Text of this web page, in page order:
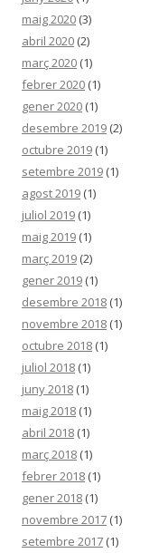
maig 2020 (3)
abril 2020 (2)
març 2020 (1)
febrer 2020 (1)
gener 2020 (1)
desembre 2019 (2)
octubre 2019 (1)
setembre 2019 (1)
agost 2019 (1)
juliol 2019 (1)
maig 2019 (1)
març 2019 (2)
gener 2019 (1)
desembre 2018 (1)
novembre 2018 (1)
octubre 2018 (1)
juliol 2018 (1)
juny 2018 (1)
maig 2018 (1)
abril 2018 (1)
març 2018 (1)
febrer 2018 (1)
gener 2018 (1)
novembre 2017 (1)
setembre 2017 (1)